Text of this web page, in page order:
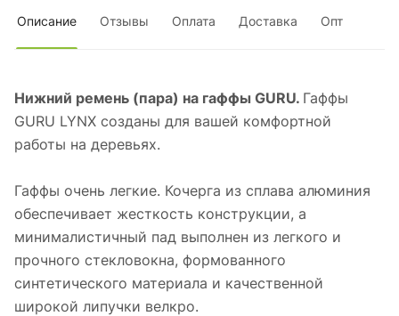
Описание Отзывы Оплата Доставка Опт
Нижний ремень (пара) на гаффы GURU. Гаффы
GURU LYNX созданы для вашей комфортной
работы на деревьях.
Гаффы очень легкие. Кочерга из сплава алюминия
обеспечивает жесткость конструкции, а
минималистичный пад выполнен из легкого и
прочного стекловокна, формованного
синтетического материала и качественной
широкой липучки велкро.